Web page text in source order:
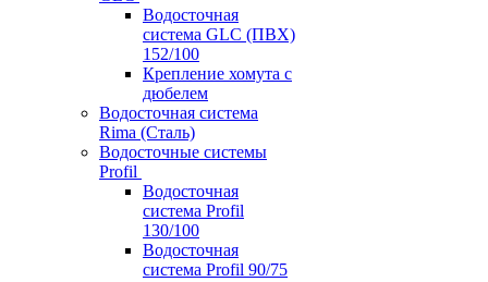
Водосточная
система GLC (ПВХ)
152/100
Крепление хомута с
дюбелем
Водосточная система
Rima (Сталь)
Водосточные системы
Profil
Водосточная
система Profil
130/100
Водосточная
система Profil 90/75